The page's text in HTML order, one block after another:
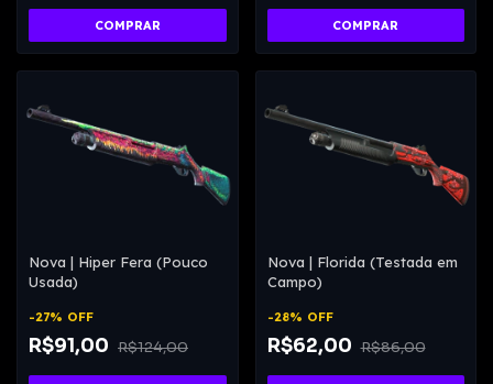
Nova | Hiper Fera (Pouco
Usada)
-27% OFF
R$91,00 R$124,00
Nova | Florida (Testada em
Campo)
-28% OFF
R$62,00 R$86,00